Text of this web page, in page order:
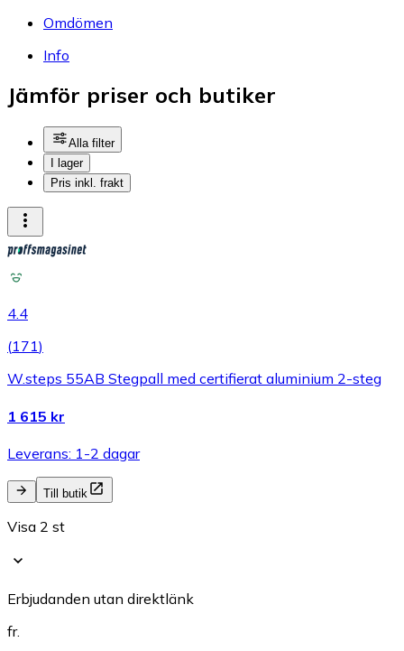
Omdömen
Info
Jämför priser och butiker
Alla filter
I lager
Pris inkl. frakt
4.4
(171)
W.steps 55AB Stegpall med certifierat aluminium 2-steg
1 615 kr
Leverans: 1-2 dagar
Till butik
Visa 2 st
Erbjudanden utan direktlänk
fr.